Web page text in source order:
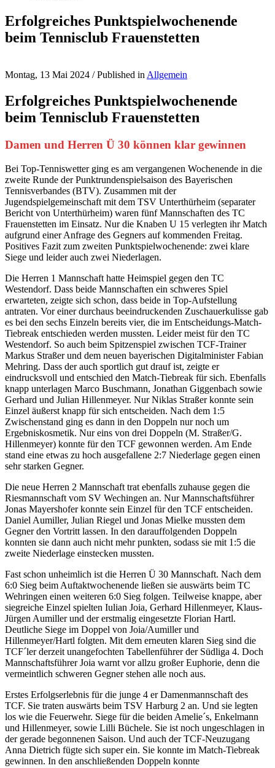
Erfolgreiches Punktspielwochenende
beim Tennisclub Frauenstetten
Montag, 13 Mai 2024 /Published in Allgemein
Erfolgreiches Punktspielwochenende
beim Tennisclub Frauenstetten
Damen und Herren Ü 30 können klar gewinnen
Bei Top-Tenniswetter ging es am vergangenen Wochenende in die
zweite Runde der Punktrundenspielsaison des Bayerischen
Tennisverbandes (BTV). Zusammen mit der
Jugendspielgemeinschaft mit dem TSV Unterthürheim (separater
Bericht von Unterthürheim) waren fünf Mannschaften des TC
Frauenstetten im Einsatz. Nur die Knaben U 15 verlegten ihr Match
aufgrund einer Anfrage des Gegners auf kommenden Freitag.
Positives Fazit zum zweiten Punktspielwochenende: zwei klare
Siege und leider auch zwei Niederlagen.
Die Herren 1 Mannschaft hatte Heimspiel gegen den TC
Westendorf. Dass beide Mannschaften ein schweres Spiel
erwarteten, zeigte sich schon, dass beide in Top-Aufstellung
antraten. Vor einer durchaus beeindruckenden Zuschauerkulisse gab
es bei den sechs Einzeln bereits vier, die im Entscheidungs-Match-
Tiebreak entschieden werden mussten. Leider meist für den TC
Westendorf. So auch beim Spitzenspiel zwischen TCF-Trainer
Markus Straßer und dem neuen bayerischen Digitalminister Fabian
Mehring. Dass der auch sportlich gut drauf ist, zeigte er
eindrucksvoll und entschied den Match-Tiebreak für sich. Ebenfalls
knapp unterlagen Marco Buschmann, Jonathan Giggenbach sowie
Gerhard und Julian Hillenmeyer. Nur Niklas Straßer konnte sein
Einzel äußerst knapp für sich entscheiden. Nach dem 1:5
Zwischenstand ging es dann in den Doppeln nur noch um
Ergebniskosmetik. Nur eins von drei Doppeln (M. Straßer/G.
Hillenmeyer) konnte für den TCF gewonnen werden. Am Ende
stand eine etwas zu hoch ausgefallene 2:7 Niederlage gegen einen
sehr starken Gegner.
Die neue Herren 2 Mannschaft trat ebenfalls zuhause gegen die
Riesmannschaft vom SV Wechingen an. Nur Mannschaftsführer
Jonas Mayershofer konnte sein Einzel für den TCF entscheiden.
Daniel Aumiller, Julian Riegel und Jonas Mielke mussten dem
Gegner den Vortritt lassen. In den darauffolgenden Doppeln
konnten sie dann auch nicht mehr punkten, sodass sie mit 1:5 die
zweite Niederlage einstecken mussten.
Fast schon unheimlich ist die Herren Ü 30 Mannschaft. Nach dem
6:0 Sieg beim Auftaktwochenende ließen sie auswärts beim TC
Wehringen einen weiteren 6:0 Sieg folgen. Teilweise knappe, aber
siegreiche Einzel spielten Iulian Joia, Gerhard Hillenmeyer, Klaus-
Jürgen Aumiller und der erstmalig eingesetzte Florian Hartl.
Deutliche Siege im Doppel von Joia/Aumiller und
Hillenmeyer/Hartl folgten. Mit dem erneuten klaren Sieg sind die
TCF´ler derzeit unangefochten Tabellenführer der Südliga 4. Doch
Mannschaftsführer Joia warnt vor allzu großer Euphorie, denn die
vermeintlich schweren Gegner stehen alle noch aus.
Erstes Erfolgserlebnis für die junge 4 er Damenmannschaft des
TCF. Sie traten auswärts beim TSV Harburg 2 an. Und sie legten
los wie die Feuerwehr. Siege für die beiden Amelie´s, Enkelmann
und Hillenmeyer, sowie Lilli Büchele. Sie ist noch ungeschlagen in
der gerade begonnenen Saison. Und auch der TCF-Neuzugang
Anna Dietrich fügte sich super ein. Sie konnte im Match-Tiebreak
gewinnen. In den anschließenden Doppeln konnte